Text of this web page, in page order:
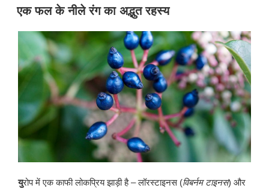
प्रकाशित
किया
एक फल के नीले रंग का अद्भुत रहस्य
युरोप में एक काफी लोकप्रिय झाड़ी है – लॉरस्टाइनस (विबर्नम टाइनस) और